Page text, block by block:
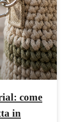
come
in